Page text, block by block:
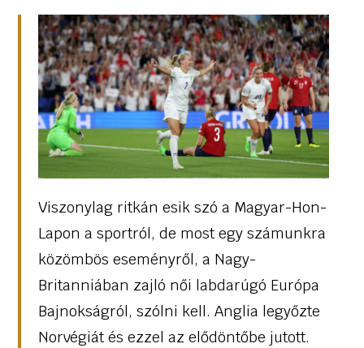
Viszonylag ritkán esik szó a Magyar-Hon-
Lapon a sportról, de most egy számunkra
közömbös eseményről, a Nagy-
Britanniában zajló női labdarúgó Európa
Bajnokságról, szólni kell. Anglia legyőzte
Norvégiát és ezzel az elődöntőbe jutott.